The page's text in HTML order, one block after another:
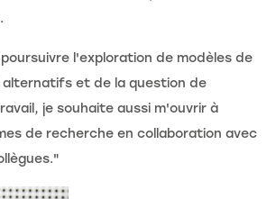
l'exploration de modèles de
alternatifs et de la question de
je souhaite aussi m'ouvrir à
de recherche en collaboration avec